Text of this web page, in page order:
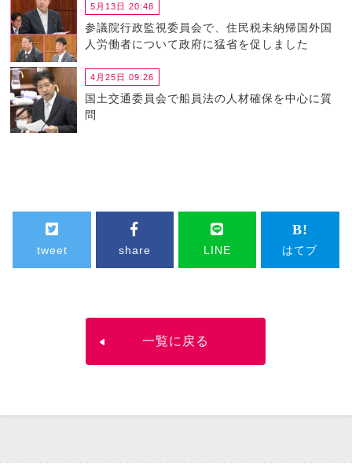
5月13日 20:48
参議院行政監視委員会で、住民税未納帰国外国
人労働者について政府に猛省を促しました
4月25日 09:26
国土交通委員会で船員法の人材確保を中心に質
問
tweet share LINE はてブ
一覧に戻る